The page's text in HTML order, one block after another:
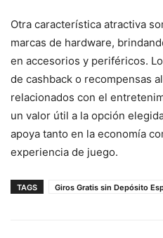
Otra característica atractiva
marcas de hardware,
en accesorios y periféricos.
de cashback o recompensas
relacionados con el
un valor útil a la opción
apoya tanto en la economía
experiencia de juego.
TAGS Giros Gratis sin Depósito